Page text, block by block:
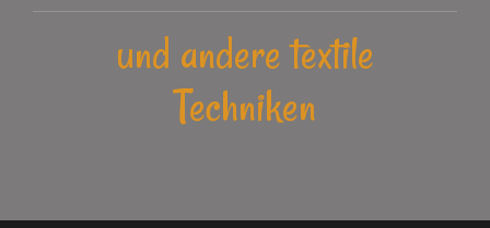
und andere textile
Techniken